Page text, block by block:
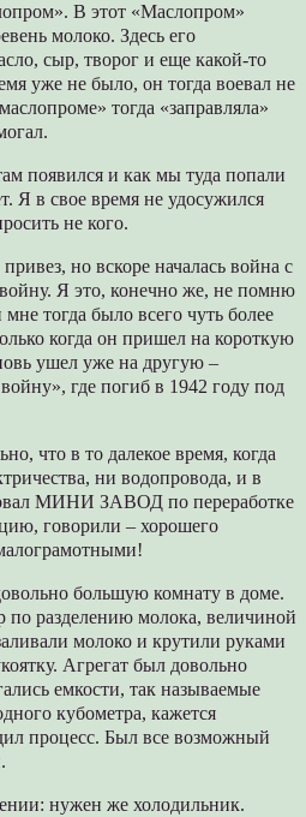
В этот «Маслопром»
молоко. Здесь его
сыр, творог и еще какой-то
уже не было, он тогда воевал не
тогда «заправляла»
появился и как мы туда попали
Я в свое время не удосужился
не кого.
но вскоре началась война с
Я это, конечно же, не помню
тогда было всего чуть более
когда он пришел на короткую
ушел уже на другую –
где погиб в 1942 году под
что в то далекое время, когда
ни водопровода, и в
МИНИ ЗАВОД по переработке
говорили – хорошего
большую комнату в доме.
по разделению молока, величиной
молоко и крутили руками
Агрегат был довольно
емкости, так называемые
кубометра, кажется
процесс. Был все возможный
нужен же холодильник.